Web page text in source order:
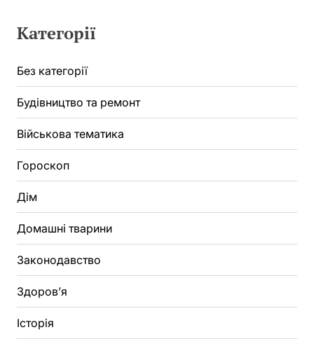
Категорії
Без категорії
Будівництво та ремонт
Військова тематика
Гороскоп
Дім
Домашні тварини
Законодавство
Здоров’я
Історія